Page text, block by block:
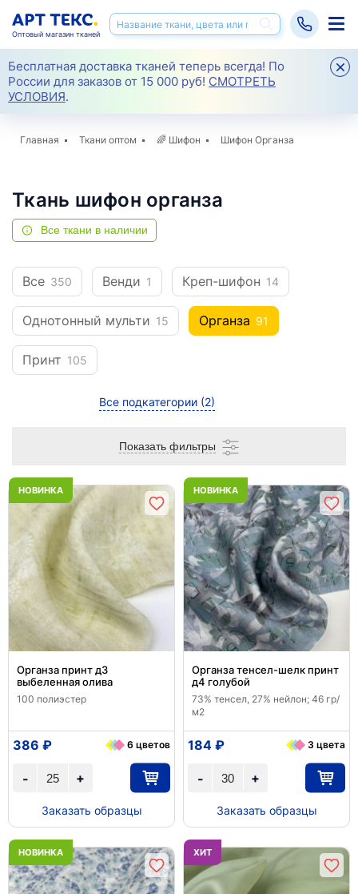
Бесплатная доставка тканей теперь всегда! По
России для заказов от 15 000 руб! СМОТРЕТЬ
УСЛОВИЯ.
Оптовый магазин тканей
Главная Ткани оптом 🌈 Шифон Шифон Органза
Ткань шифон органза
Все ткани в наличии
Все 350 Венди 1 Креп-шифон 14
Однотонный мульти 15 Органза 91
Принт 105
Все подкатегории (2)
Показать фильтры
НОВИНКА
Органза принт д3
выбеленная олива
100 полиэстер
+
-
386 ₽ 6 цветов
Заказать образцы
НОВИНКА
Органза тенсел-шелк принт
д4 голубой
73% тенсел, 27% нейлон; 46 гр/
м2
+
-
184 ₽ 3 цвета
Заказать образцы
НОВИНКА ХИТ